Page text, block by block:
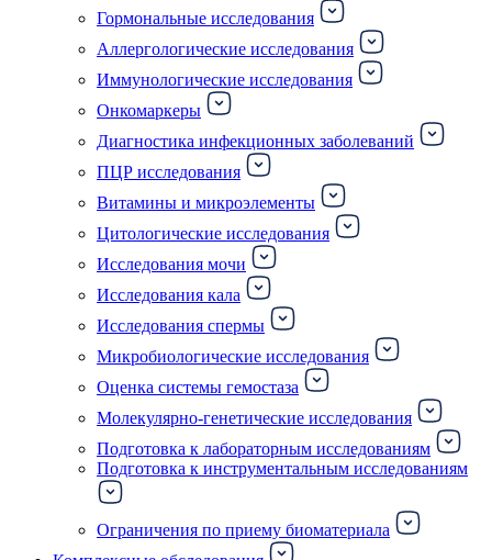
Гормональные исследования
Аллергологические исследования
Иммунологические исследования
Онкомаркеры
Диагностика инфекционных заболеваний
ПЦР исследования
Витамины и микроэлементы
Цитологические исследования
Исследования мочи
Исследования кала
Исследования спермы
Микробиологические исследования
Оценка системы гемостаза
Молекулярно-генетические исследования
Подготовка к лабораторным исследованиям
Подготовка к инструментальным исследованиям
Ограничения по приему биоматериала